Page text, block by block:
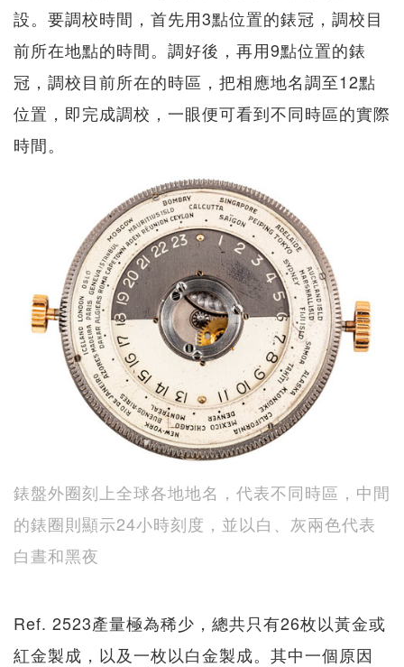
設。要調校時間，首先用3點位置的錶冠，調校目
前所在地點的時間。調好後，再用9點位置的錶
冠，調校目前所在的時區，把相應地名調至12點
位置，即完成調校，一眼便可看到不同時區的實際
時間。
錶盤外圈刻上全球各地地名，代表不同時區，中間
的錶圈則顯示24小時刻度，並以白、灰兩色代表
白晝和黑夜
Ref. 2523產量極為稀少，總共只有26枚以黃金或
紅金製成，以及一枚以白金製成。其中一個原因